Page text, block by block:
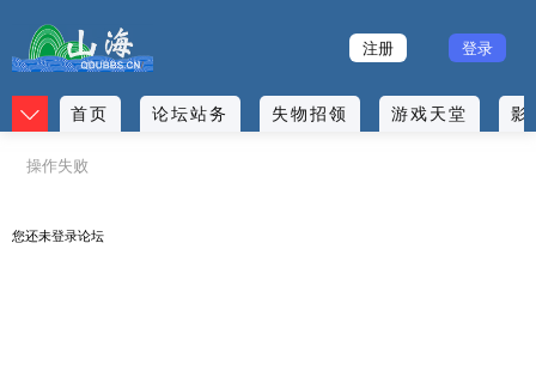
注册 登录
首页 论坛站务 失物招领 游戏天堂 影
操作失败
您还未登录论坛